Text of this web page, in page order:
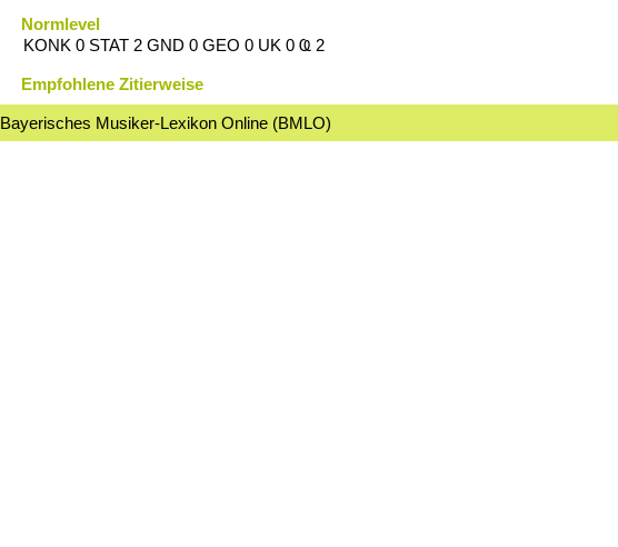
Normlevel
KONK 0 STAT 2 GND 0 GEO 0 UK 0 Ҩ 2
Empfohlene Zitierweise
Bayerisches Musiker-Lexikon Online (BMLO)